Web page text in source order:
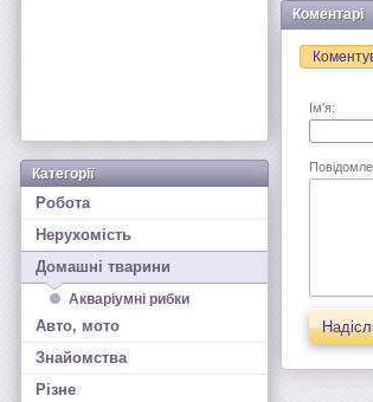
Категорії
Робота
Нерухомість
Домашні тварини
Акваріумні рибки
Авто, мото
Знайомства
Різне
Коментарі
Ім'я: